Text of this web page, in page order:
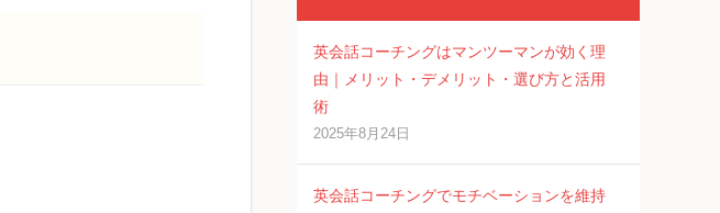
英会話コーチングはマンツーマンが効く理
由｜メリット・デメリット・選び方と活用
術
2025年8月24日
英会話コーチングでモチベーションを維持